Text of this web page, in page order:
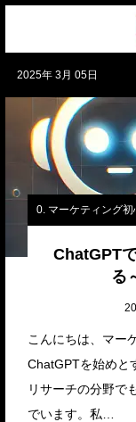
2025年 3月 05日
0. マーケティング
ChatGPT
る
こんにちは、マー
ChatGPTを始めと
リサーチの分野で
でいます。私…
【必読】初め
マーケを学ぶ
無料メール講座
セミナー開催
仕事のご相談